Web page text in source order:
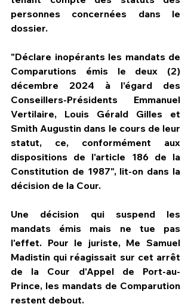
personnes concernées dans le
dossier.
"Déclare inopérants les mandats de
Comparutions émis le deux (2)
décembre 2024 à l'égard des
Conseillers-Présidents Emmanuel
Vertilaire, Louis Gérald Gilles et
Smith Augustin dans le cours de leur
statut, ce, conformément aux
dispositions de l'article 186 de la
Constitution de 1987", lit-on dans la
décision de la Cour.
Une décision qui suspend les
mandats émis mais ne tue pas
l'effet. Pour le juriste, Me Samuel
Madistin qui réagissait sur cet arrêt
de la Cour d'Appel de Port-au-
Prince, les mandats de Comparution
restent debout.